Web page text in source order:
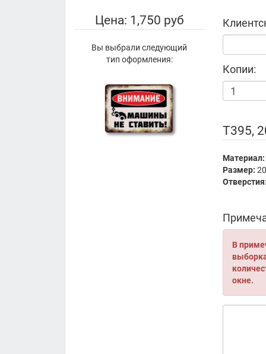
Цена: 1,750 руб
Вы выбрали следующий
тип оформления:
Копии:
Т395,
Материал:
Размер:
В
окне.